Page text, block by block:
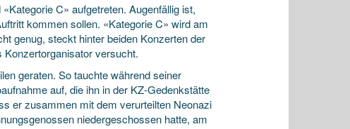
C» aufgetreten. Augenfällig ist,
kommen sollen. «Kategorie C» wird am
genug, steckt hinter beiden Konzerten der
versucht.
geraten. So tauchte während seiner
auf, die ihn in der KZ-Gedenkstätte
er zusammen mit dem verurteilten Neonazi
niedergeschossen hatte, am